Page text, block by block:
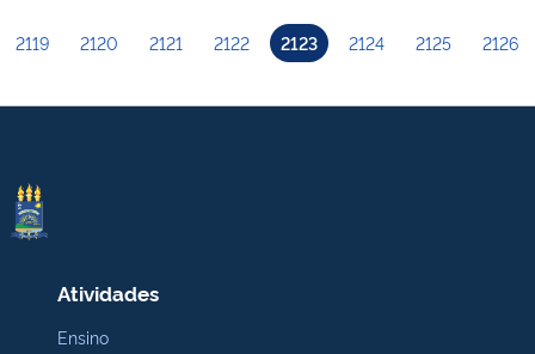
2119 2120 2121 2122 2123 2124 2125 2126
Atividades
Ensino